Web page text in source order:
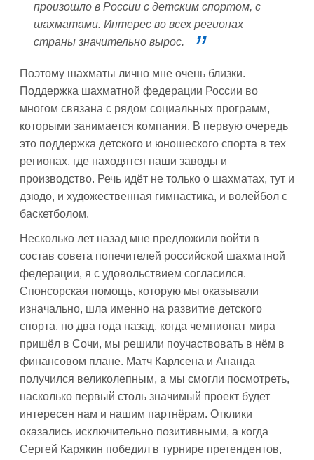
произошло в России с детским спортом, с
шахматами. Интерес во всех регионах
страны значительно вырос.
Поэтому шахматы лично мне очень близки.
Поддержка шахматной федерации России во
многом связана с рядом социальных программ,
которыми занимается компания. В первую очередь
это поддержка детского и юношеского спорта в тех
регионах, где находятся наши заводы и
производство. Речь идёт не только о шахматах, тут и
дзюдо, и художественная гимнастика, и волейбол с
баскетболом.
Несколько лет назад мне предложили войти в
состав совета попечителей российской шахматной
федерации, я с удовольствием согласился.
Спонсорская помощь, которую мы оказывали
изначально, шла именно на развитие детского
спорта, но два года назад, когда чемпионат мира
пришёл в Сочи, мы решили поучаствовать в нём в
финансовом плане. Матч Карлсена и Ананда
получился великолепным, а мы смогли посмотреть,
насколько первый столь значимый проект будет
интересен нам и нашим партнёрам. Отклики
оказались исключительно позитивными, а когда
Сергей Карякин победил в турнире претендентов,